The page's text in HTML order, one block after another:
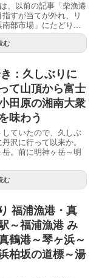
、以前の記事「柴漁港
すが当てが外れ、リ
部市場」にたどり...
む
：久しぶりに
て山頂から富士
田原の湘南大衆
味わう
していたので、久しぶ
沢に行って以来か。
。前に明神ヶ岳～明
む
福浦漁港・真
～福浦漁港 み
鶴港～琴ヶ浜～
柏坂の道標～湯